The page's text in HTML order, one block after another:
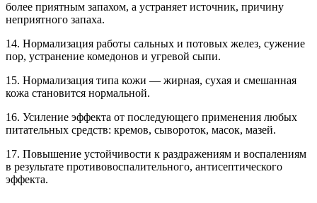
более приятным запахом, а устраняет источник, причину
неприятного запаха.
14. Нормализация работы сальных и потовых желез, сужение
пор, устранение комедонов и угревой сыпи.
15. Нормализация типа кожи — жирная, сухая и смешанная
кожа становится нормальной.
16. Усиление эффекта от последующего применения любых
питательных средств: кремов, сывороток, масок, мазей.
17. Повышение устойчивости к раздражениям и воспалениям
в результате противовоспалительного, антисептического
эффекта.